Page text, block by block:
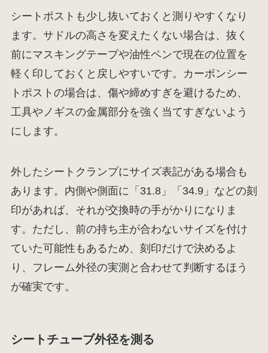
シートポストも少し抜いておくと測りやすくなり
ます。サドルの高さを変えたくない場合は、抜く
前にマスキングテープや油性ペンで現在の位置を
軽く印しておくと戻しやすいです。カーボンシー
トポストの場合は、傷や締めすぎを避けるため、
工具やノギスの金属部分を強く当てすぎないよう
にします。
外したシートクランプにサイズ表記がある場合も
あります。内側や側面に「31.8」「34.9」などの刻
印があれば、それが交換時の手がかりになりま
す。ただし、前の持ち主が合わないサイズを付け
ていた可能性もあるため、刻印だけで決めるよ
り、フレーム外径の実測と合わせて判断するほう
が確実です。
シートチューブ外径を測る